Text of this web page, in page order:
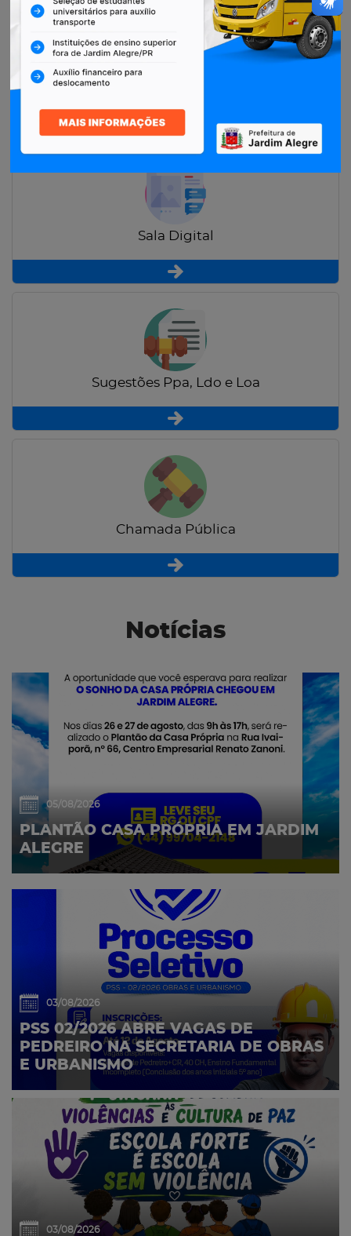
Restituição de Contribuintes
Sala Digital
Sugestões Ppa, Ldo e Loa
Chamada Pública
Notícias
05/08/2026
PLANTÃO CASA PRÓPRIA EM JARDIM
ALEGRE
03/08/2026
PSS 02/2026 ABRE VAGAS DE
PEDREIRO NA SECRETARIA DE OBRAS
E URBANISMO
03/08/2026